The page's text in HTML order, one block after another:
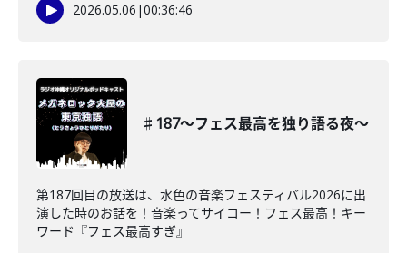
2026.05.06 |00:36:46
♯187〜フェス最高を独り語る夜〜
第187回目の放送は、水色の音楽フェスティバル2026に出
演した時のお話を！音楽ってサイコー！フェス最高！キー
ワード『フェス最高すぎ』